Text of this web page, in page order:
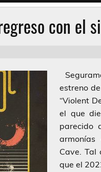
con el
estreno
“Violent
el que
parecido
Cave. Tal
que el